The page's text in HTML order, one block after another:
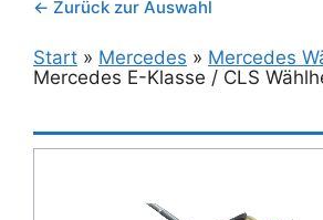
← Zurück zur Auswahl
Start » Mercedes » Mercedes
Mercedes E-Klasse / CLS